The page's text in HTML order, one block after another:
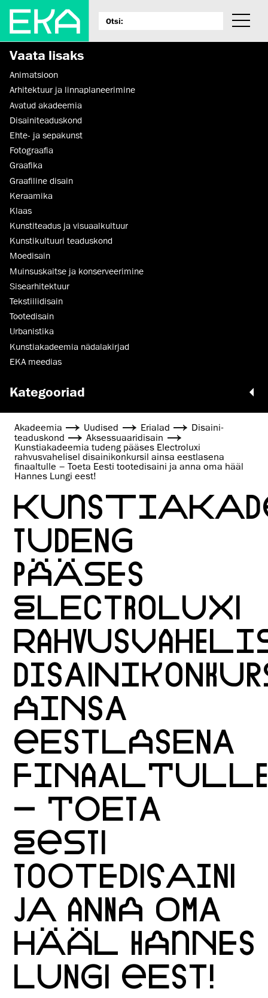
Vaata lisaks
Animatsioon
Arhitektuur ja linnaplaneerimine
Avatud akadeemia
Disaini­­teaduskond
Ehte- ja sepakunst
Fotograafia
Graafika
Graafiline disain
Keraamika
Klaas
Kunstiteadus ja visuaalkultuur
Kunsti­kultuuri teaduskond
Moedisain
Muinsus­kaitse ja konserveerimine
Sisearhitektuur
Tekstiilidisain
Tootedisain
Urbanistika
Kunstiakadeemia nädalakirjad
EKA meedias
Kategooriad
Akadeemia Uudised Erialad
Disaini­­
teaduskond
Aksessuaaridisain
Kunstiakadeemia tudeng pääses Electroluxi
rahvusvahelisel disainikonkursil ainsa eestlasena
finaaltulle – Toeta Eesti tootedisaini ja anna oma hääl
Hannes Lungi eest!
TUDENG
PÄÄSES
ELECTROLUXI
AINSA
EESTLASENA
– TOETA
EESTI
TOOTEDISAINI
JA ANNA OMA
HÄÄL HANNES
LUNGI EEST!